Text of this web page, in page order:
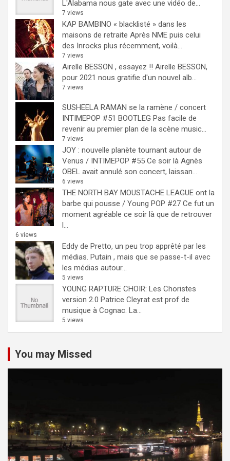
L'Alabama nous gate avec une vidéo de...
7 views
KAP BAMBINO « blacklisté » dans les
maisons de retraite Après NME puis celui
des Inrocks plus récemment, voilà...
7 views
Airelle BESSON , essayez !! Airelle BESSON,
pour 2021 nous gratifie d'un nouvel alb...
7 views
SUSHEELA RAMAN se la ramène / concert
INTIMEPOP #51 BOOTLEG Pas facile de
revenir au premier plan de la scène music...
7 views
JOY : nouvelle planète tournant autour de
Venus / INTIMEPOP #55 Ce soir là Agnès
OBEL avait annulé son concert, laissan...
6 views
THE NORTH BAY MOUSTACHE LEAGUE ont la
barbe qui pousse / Young POP #27 Ce fut un
moment agréable ce soir là que de retrouver
l...
6 views
Eddy de Pretto, un peu trop apprêté par les
médias. Putain , mais que se passe-t-il avec
les médias autour...
5 views
YOUNG RAPTURE CHOIR: Les Choristes
version 2.0 Patrice Cleyrat est prof de
musique à Cognac. La...
5 views
You may Missed